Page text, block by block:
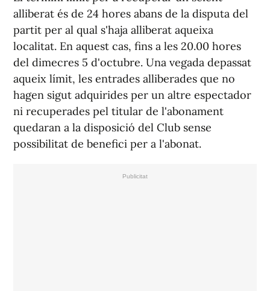
alliberat és de 24 hores abans de la disputa del
partit per al qual s'haja alliberat aqueixa
localitat. En aquest cas, fins a les 20.00 hores
del dimecres 5 d'octubre. Una vegada depassat
aqueix límit, les entrades alliberades que no
hagen sigut adquirides per un altre espectador
ni recuperades pel titular de l'abonament
quedaran a la disposició del Club sense
possibilitat de benefici per a l'abonat.